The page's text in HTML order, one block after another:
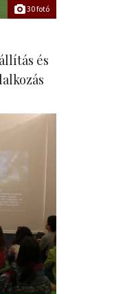
30 fotó
és